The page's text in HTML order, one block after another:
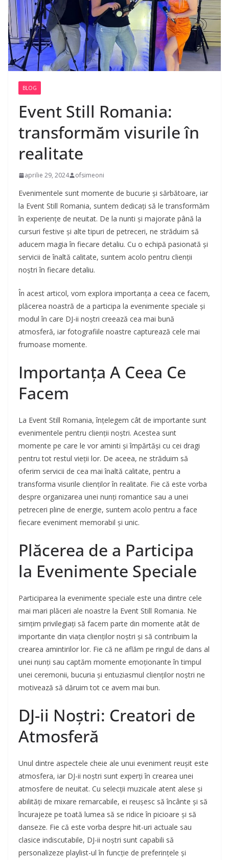
BLOG
Event Still Romania:
transformăm visurile în
realitate
aprilie 29, 2024 ofsimeoni
Evenimentele sunt momente de bucurie și sărbătoare, iar
la Event Still Romania, suntem dedicați să le transformăm
în experiențe de neuitat. De la nunti și majorate până la
cursuri festive și alte tipuri de petreceri, ne străduim să
aducem magia în fiecare detaliu. Cu o echipă pasionată și
servicii de înaltă calitate, suntem acolo pentru clienții
noștri în fiecare detaliu.
În acest articol, vom explora importanța a ceea ce facem,
plăcerea noastră de a participa la evenimente speciale și
modul în care DJ-ii noștri creează cea mai bună
atmosferă, iar fotografiile noastre capturează cele mai
frumoase momente.
Importanța A Ceea Ce
Facem
La Event Still Romania, înțelegem cât de importante sunt
evenimentele pentru clienții noștri. Acestea sunt
momente pe care le vor aminti și împărtăși cu cei dragi
pentru tot restul vieții lor. De aceea, ne străduim să
oferim servicii de cea mai înaltă calitate, pentru a
transforma visurile clienților în realitate. Fie că este vorba
despre organizarea unei nunți romantice sau a unei
petreceri pline de energie, suntem acolo pentru a face
fiecare eveniment memorabil și unic.
Plăcerea de a Participa
la Evenimente Speciale
Participarea la evenimente speciale este una dintre cele
mai mari plăceri ale noastre la Event Still Romania. Ne
simțim privilegiați să facem parte din momente atât de
importante din viața clienților noștri și să contribuim la
crearea amintirilor lor. Fie că ne aflăm pe ringul de dans al
unei nunți sau captăm momente emoționante în timpul
unei ceremonii, bucuria și entuziasmul clienților noștri ne
motivează să dăruim tot ce avem mai bun.
DJ-ii Noștri: Creatori de
Atmosferă
Unul dintre aspectele cheie ale unui eveniment reușit este
atmosfera, iar DJ-ii noștri sunt experți în crearea unei
atmosfere de neuitat. Cu selecții muzicale atent alese și
abilități de mixare remarcabile, ei reușesc să încânte și să
încurajeze pe toată lumea să se ridice în picioare și să
danseze. Fie că este vorba despre hit-uri actuale sau
clasice indiscutabile, DJ-ii noștri sunt capabili să
personalizeze playlist-ul în funcție de preferințele și